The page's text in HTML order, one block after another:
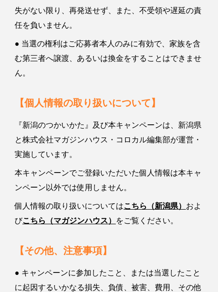
失がない限り、再発送せず、また、不受領や遅延の責
任を負いません。
● 当選の権利はご応募者本人のみに有効で、家族を含
む第三者へ譲渡、あるいは換金をすることはできませ
ん。
【個人情報の取り扱いについて】
『新潟のつかいかた』及び本キャンペーンは、新潟県
と株式会社マガジンハウス・コロカル編集部が運営・
実施しています。
本キャンペーンでご登録いただいた個人情報は本キャ
ンペーン以外では使用しません。
個人情報の取り扱いについてはこちら（新潟県） およ
びこちら（マガジンハウス） をご覧ください。
【その他、注意事項】
● キャンペーンに参加したこと、または当選したこと
に起因するいかなる損失、負債、被害、費用、その他